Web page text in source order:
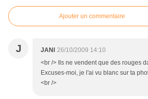
Ajouter un commentaire
J JANI
26/10/2009 14:10
<br /> Ils ne vendent que des rouges
Excuses-moi, je l'ai vu blanc sur ta
<br />